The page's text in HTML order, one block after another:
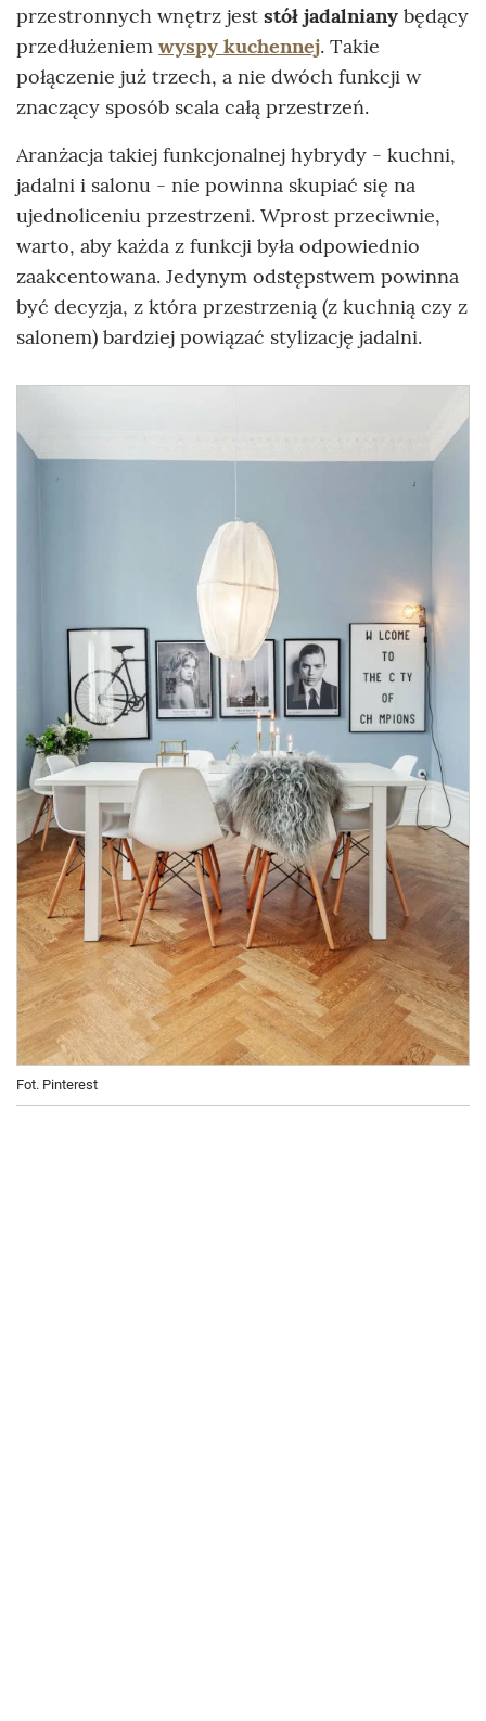
przestronnych wnętrz jest stół jadalniany będący
przedłużeniem wyspy kuchennej. Takie
połączenie już trzech, a nie dwóch funkcji w
znaczący sposób scala całą przestrzeń.
Aranżacja takiej funkcjonalnej hybrydy - kuchni,
jadalni i salonu - nie powinna skupiać się na
ujednoliceniu przestrzeni. Wprost przeciwnie,
warto, aby każda z funkcji była odpowiednio
zaakcentowana. Jedynym odstępstwem powinna
być decyzja, z która przestrzenią (z kuchnią czy z
salonem) bardziej powiązać stylizację jadalni.
Fot. Pinterest